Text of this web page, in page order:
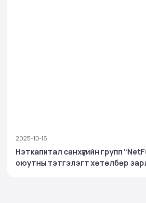
2025-10-15
Нэткапитал санхүүгийн групп
оюутны тэтгэлэгт хөтөлбөр